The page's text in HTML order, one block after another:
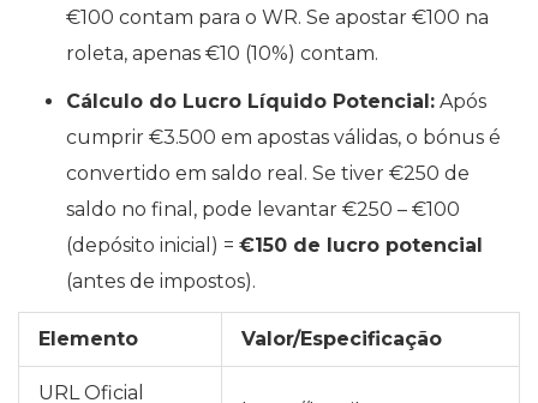
€100 contam para o WR. Se apostar €100 na
roleta, apenas €10 (10%) contam.
Cálculo do Lucro Líquido Potencial: Após
cumprir €3.500 em apostas válidas, o bónus é
convertido em saldo real. Se tiver €250 de
saldo no final, pode levantar €250 – €100
(depósito inicial) = €150 de lucro potencial
(antes de impostos).
Elemento Valor/Especificação
URL Oficial